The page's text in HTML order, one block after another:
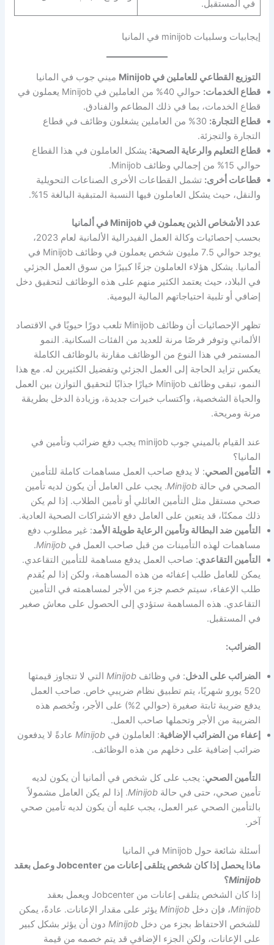
في المستقبل.
إيجابيات وسلبيات minijob في المانيا
التوزيع القطاعي للعاملين في Minijob
ميني جوب في المانيا
قطاع الخدمات:
حوالي 40% من العاملين في Minijob يعملون في
قطاع الخدمات، بما في ذلك المطاعم والفنادق.
قطاع التجارة:
30% من العاملين يشغلون وظائف في قطاع
التجارة والتجزئة.
قطاع التعليم والرعاية الصحية: يشكل العاملون في هذا القطاع
حوالي 15% من إجمالي وظائف Minijob.
قطاعات أخرى: تشمل القطاعات الأخرى الصناعات التحويلية
والنقل، حيث يشكل العاملون فيها النسبة المتبقية البالغة 15%.
عدد الأشخاص الذين يعملون في Minijob في ألمانيا
بحسب إحصائيات وكالة العمل الفيدرالية الألمانية لعام 2023،
يوجد حوالي 7.5 مليون شخص يعملون في وظائف Minijob في
ألمانيا. يشكل هؤلاء العاملون جزءًا كبيرًا من سوق العمل الجزئي
في البلاد، حيث يعتمد الكثير منهم على هذه الوظائف لتحقيق دخل
إضافي أو تلبية احتياجاتهم المالية اليومية.
تظهر الإحصائيات أن وظائف Minijob تلعب دورًا حيويًا في الاقتصاد
الألماني وتوفر فرصًا مرنة للعديد من الفئات السكانية. النمو
المستمر في هذا النوع من الوظائف مقارنة بالوظائف الكاملة
يعكس تزايد الحاجة إلى العمل الجزئي وتفضيل الكثيرين له. مع هذا
النمو، تبقى وظائف Minijob خيارًا جذابًا لتحقيق التوازن بين العمل
والحياة الشخصية، واكتساب خبرات جديدة، وزيادة الدخل بطريقة
مرنة ومريحة.
عند القيام بالميني جوب minijob يجب دفع ضرائب وتأمين في
المانيا؟
التأمين الصحي: لا يدفع صاحب العمل مساهمات كاملة للتأمين
الصحي في حالةMinijob. يجب على العامل أن يكون لديه تأمين
صحي مستقل مثل التأمين العائلي أو تأمين الطلاب. إذا لم يكن
ذلك ممكنًا، قد يتعين على العامل دفع الاشتراكات الصحية العادية.
التأمين ضد البطالة وتأمين الرعاية طويلة الأمد: غير مطلوب دفع
مساهمات لهذه التأمينات من قبل صاحب العمل فيMinijob
.
التأمين التقاعدي: صاحب العمل يدفع مساهمة للتأمين التقاعدي.
يمكن للعامل طلب إعفائه من هذه المساهمة، ولكن إذا لم يُقدم
طلب الإعفاء، سيتم خصم جزء من الأجر لمساهمته في التأمين
التقاعدي. هذه المساهمة ستؤدي إلى الحصول على معاش صغير
في المستقبل.
الضرائب:
الضرائب على الدخل: في وظائفMinijob التي لا تتجاوز قيمتها
520 يورو شهريًا، يتم تطبيق نظام ضريبي خاص. صاحب العمل
يدفع ضريبة ثابتة صغيرة (حوالي 2%) على الأجر، وتُخصم هذه
الضريبة من الأجر وتحملها صاحب العمل.
إعفاء من الضرائب الإضافية: العاملون فيMinijob عادةً لا يدفعون
ضرائب إضافية على دخلهم من هذه الوظائف.
التأمين الصحي: يجب على كل شخص في ألمانيا أن يكون لديه
تأمين صحي، حتى في حالةMinijob. إذا لم يكن العامل مشمولاً
بالتأمين الصحي عبر العمل، يجب عليه أن يكون لديه تأمين صحي
آخر.
أسئلة شائعة حول Minijob في المانيا
ماذا يحصل إذا كان شخص يتلقى إعانات من Jobcenter وعمل بعقد
Minijob؟
إذا كان الشخص يتلقى إعانات من Jobcenter ويعمل بعقد
Minijob، فإن دخلMinijob يؤثر على مقدار الإعانات. عادةً، يمكن
للشخص الاحتفاظ بجزء من دخلMinijob دون أن يؤثر بشكل كبير
على الإعانات، ولكن الجزء الإضافي قد يتم خصمه من قيمة